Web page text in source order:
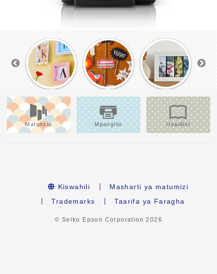
Matunzio Mpangilio Usaidizi
Kiswahili
Masharti ya matumizi
Trademarks
Taarifa ya Faragha
© Seiko Epson Corporation2026